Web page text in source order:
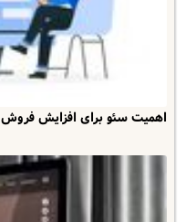
اهمیت سئو برای افزایش فروش